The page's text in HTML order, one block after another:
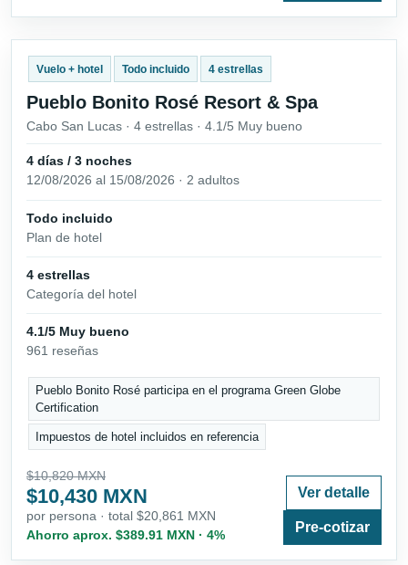
Vuelo + hotel Todo incluido 4 estrellas
Pueblo Bonito Rosé Resort & Spa
Cabo San Lucas · 4 estrellas · 4.1/5 Muy bueno
4 días / 3 noches
12/08/2026 al 15/08/2026 · 2 adultos
Todo incluido
Plan de hotel
4 estrellas
Categoría del hotel
4.1/5 Muy bueno
961 reseñas
Pueblo Bonito Rosé participa en el programa Green Globe
Certification
Impuestos de hotel incluidos en referencia
$10,820 MXN
$10,430 MXN
por persona · total $20,861 MXN
Ahorro aprox. $389.91 MXN · 4%
Ver detalle
Pre-cotizar